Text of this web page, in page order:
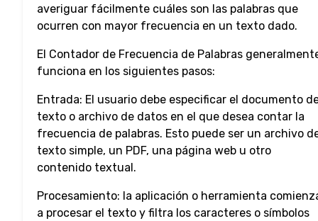
averiguar fácilmente cuáles son las palabras que
ocurren con mayor frecuencia en un texto dado.
El Contador de Frecuencia de Palabras
funciona en los siguientes pasos:
Entrada: El usuario debe especificar el documento
texto o archivo de datos en el que desea contar la
frecuencia de palabras. Esto puede ser un archivo
texto simple, un PDF, una página web u otro
contenido textual.
Procesamiento: la aplicación o herramienta
a procesar el texto y filtra los caracteres o símbolos